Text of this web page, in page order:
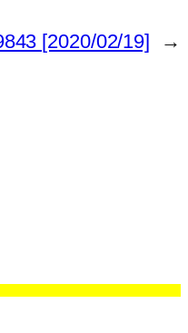
[2020/02/19] →